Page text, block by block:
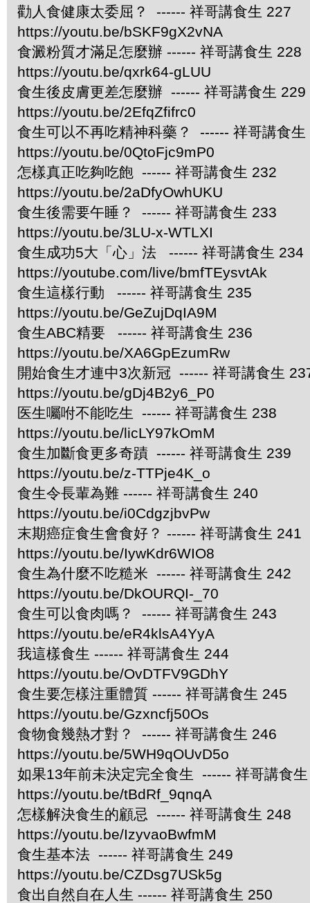
勸人食健康太委屈？ ------ 祥哥講食生 227
https://youtu.be/bSKF9gX2vNA
食澱粉質才滿足怎麼辦 ------ 祥哥講食生 228
https://youtu.be/qxrk64-gLUU
食生後皮膚更差怎麼辦 ------ 祥哥講食生 229
https://youtu.be/2EfqZfifrc0
食生可以不再吃精神科藥？ ------ 祥哥講食生
https://youtu.be/0QtoFjc9mP0
怎樣真正吃夠吃飽 ------ 祥哥講食生 232
https://youtu.be/2aDfyOwhUKU
食生後需要午睡？ ------ 祥哥講食生 233
https://youtu.be/3LU-x-WTLXI
食生成功5大「心」法 ------ 祥哥講食生 234
https://youtube.com/live/bmfTEysvtAk
食生這樣行動 ------ 祥哥講食生 235
https://youtu.be/GeZujDqIA9M
食生ABC精要 ------ 祥哥講食生 236
https://youtu.be/XA6GpEzumRw
開始食生才連中3次新冠 ------ 祥哥講食生
https://youtu.be/gDj4B2y6_P0
医生囑咐不能吃生 ------ 祥哥講食生 238
https://youtu.be/licLY97kOmM
食生加斷食更多奇蹟 ------ 祥哥講食生 239
https://youtu.be/z-TTPje4K_o
食生令長輩為難 ------ 祥哥講食生 240
https://youtu.be/i0CdgzjbvPw
末期癌症食生會食好？ ------ 祥哥講食生 241
https://youtu.be/IywKdr6WIO8
食生為什麼不吃糙米 ------ 祥哥講食生 242
https://youtu.be/DkOURQI-_70
食生可以食肉嗎？ ------ 祥哥講食生 243
https://youtu.be/eR4klsA4YyA
我這樣食生 ------ 祥哥講食生 244
https://youtu.be/OvDTFV9GDhY
食生要怎樣注重體質 ------ 祥哥講食生 245
https://youtu.be/Gzxncfj50Os
食物食幾熱才對？ ------ 祥哥講食生 246
https://youtu.be/5WH9qOUvD5o
如果13年前未決定完全食生 ------ 祥哥講食
https://youtu.be/tBdRf_9qnqA
怎樣解決食生的顧忌 ------ 祥哥講食生 248
https://youtu.be/IzyvaoBwfmM
食生基本法 ------ 祥哥講食生 249
https://youtu.be/CZDsg7USk5g
食出自然自在人生 ------ 祥哥講食生 250